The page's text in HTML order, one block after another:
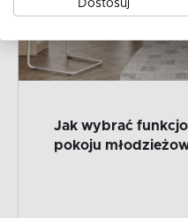
Jak wybrać
pokoju
Dostosuj